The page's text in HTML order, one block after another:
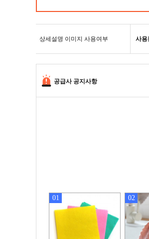
상세설명 이미지 사용여부 사용
공급사 공지사항
01 02